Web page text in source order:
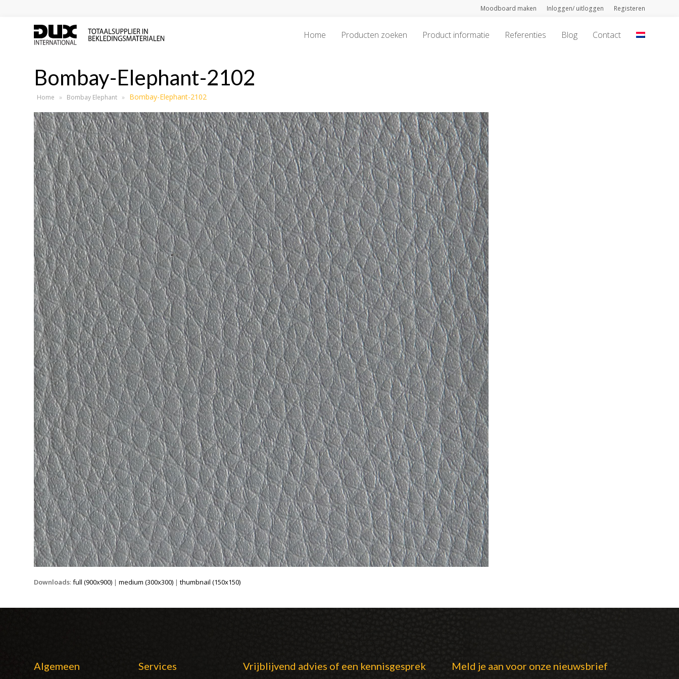
Moodboard maken Inloggen/ uitloggen Registeren
Home Producten zoeken Product informatie Referenties Blog Contact
Bombay-Elephant-2102
Home » Bombay Elephant » Bombay-Elephant-2102
Downloads:full (900x900) |medium (300x300) |thumbnail (150x150)
Algemeen Services Vrijblijvend advies of een kennisgesprek Meld je aan voor onze nieuwsbrief